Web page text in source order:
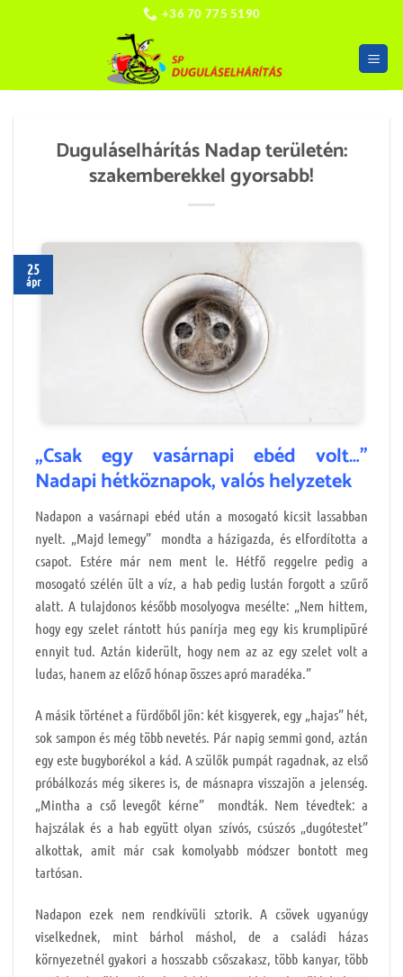
+36 70 775 5190
Duguláselhárítás Nadap területén:
szakemberekkel gyorsabb!
25
ápr
„Csak egy vasárnapi ebéd volt…”
Nadapi hétköznapok, valós helyzetek
Nadapon a vasárnapi ebéd után a mosogató kicsit lassabban
nyelt. „Majd lemegy” mondta a házigazda, és elfordította a
csapot. Estére már nem ment le. Hétfő reggelre pedig a
mosogató szélén ült a víz, a hab pedig lustán forgott a szűrő
alatt. A tulajdonos később mosolyogva mesélte: „Nem hittem,
hogy egy szelet rántott hús panírja meg egy kis krumplipüré
ennyit tud. Aztán kiderült, hogy nem az az egy szelet volt a
ludas, hanem az előző hónap összes apró maradéka.”
A másik történet a fürdőből jön: két kisgyerek, egy „hajas” hét,
sok sampon és még több nevetés. Pár napig semmi gond, aztán
egy este bugyborékol a kád. A szülők pumpát ragadnak, az első
próbálkozás még sikeres is, de másnapra visszajön a jelenség.
„Mintha a cső levegőt kérne” mondták. Nem tévedtek: a
hajszálak és a hab együtt olyan szívós, csúszós „dugótestet”
alkottak, amit már csak komolyabb módszer bontott meg
tartósan.
Nadapon ezek nem rendkívüli sztorik. A csövek ugyanúgy
viselkednek, mint bárhol máshol, de a családi házas
környezetnél gyakori a hosszabb csőszakasz, több kanyar, több